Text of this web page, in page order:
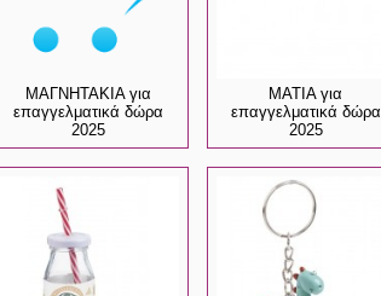
ΜΑΓΝΗΤΑΚΙΑ για
επαγγελματικά δώρα
2025
ΜΑΤΙΑ για
επαγγελματικά δώρα
2025